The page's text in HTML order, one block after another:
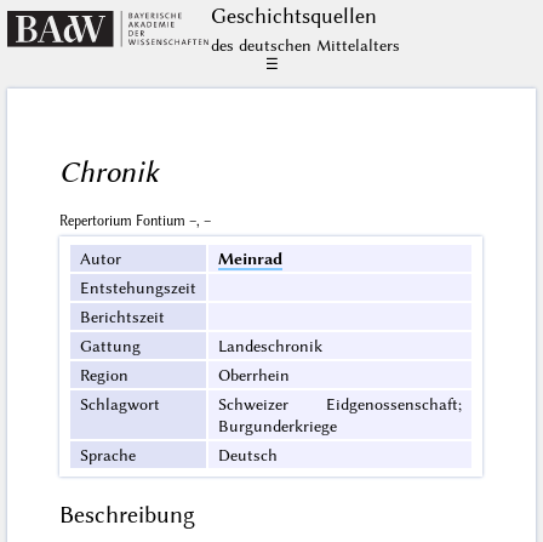
Geschichts­quellen
des deutschen Mittelalters
☰
Chronik
Repertorium Fontium –, –
Autor
Meinrad
Entstehungszeit
Berichtszeit
Gattung
Landeschronik
Region
Oberrhein
Schlagwort
Schweizer Eidgenossenschaft;
Burgunderkriege
Sprache
Deutsch
Beschreibung